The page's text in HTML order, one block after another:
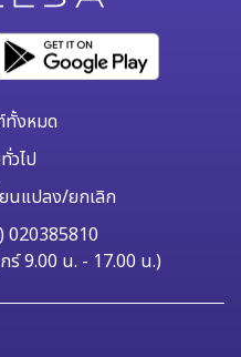
งหมด
วไป
นแปลง/ยกเลิก
020385810
ร์ 9.00 น. - 17.00 น.)